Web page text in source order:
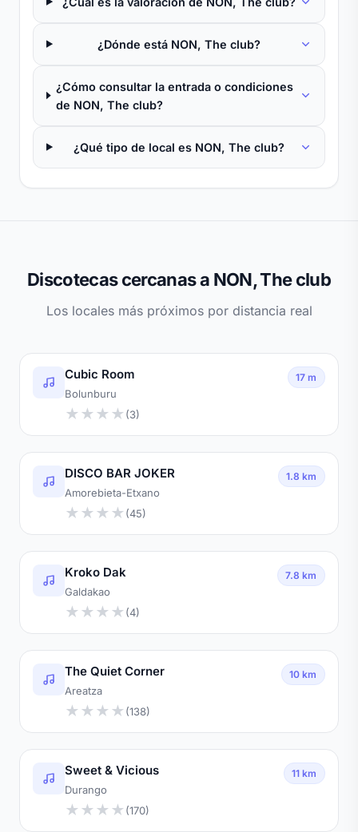
¿Dónde está NON, The club?
¿Cómo consultar la entrada o condiciones
de NON, The club?
¿Qué tipo de local es NON, The club?
Discotecas cercanas a NON, The club
Los locales más próximos por distancia real
Cubic Room
Bolunburu
★ ★ ★ ★ (3)
17 m
DISCO BAR JOKER
Amorebieta-Etxano
★ ★ ★ ★ (45)
1.8 km
Kroko Dak
Galdakao
★ ★ ★ ★ (4)
7.8 km
The Quiet Corner
Areatza
★ ★ ★ ★ (138)
10 km
Sweet & Vicious
Durango
★ ★ ★ ★ (170)
11 km